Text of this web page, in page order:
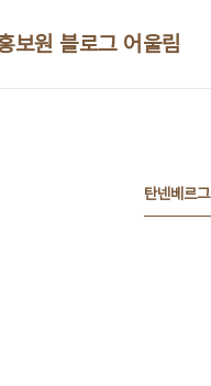
보원 블로그 어울림
탄넨베르그